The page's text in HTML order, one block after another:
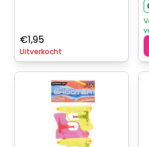
€1,95
Uitverkocht